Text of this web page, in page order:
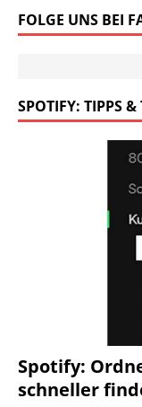
FOLGE UNS BEI
SPOTIFY: TIPPS &
Spotify:
schneller